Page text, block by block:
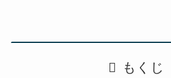
もくじ